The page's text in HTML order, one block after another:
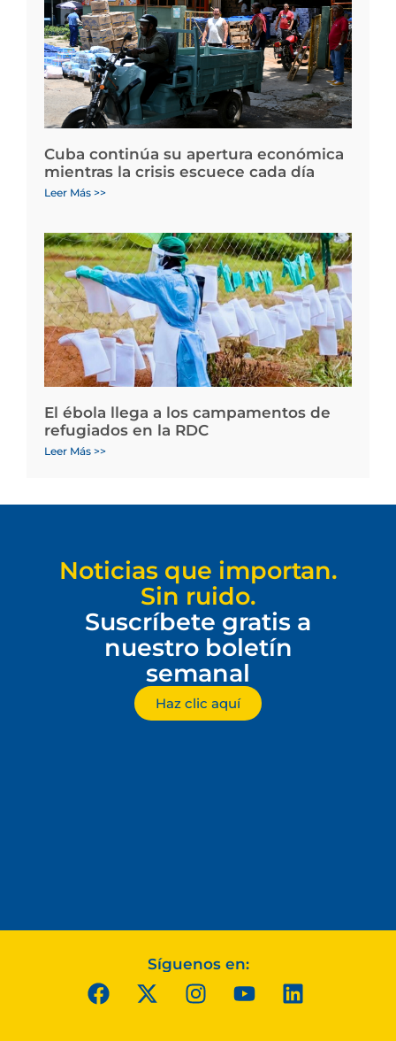
Cuba continúa su apertura económica
mientras la crisis escuece cada día
Leer Más >>
El ébola llega a los campamentos de
refugiados en la RDC
Leer Más >>
Noticias que importan.
Sin ruido.
Suscríbete gratis a
nuestro boletín
semanal
Haz clic aquí
Síguenos en: